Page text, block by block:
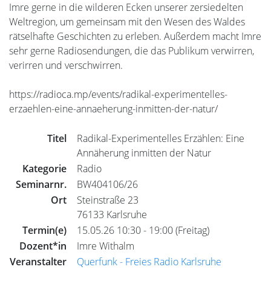
Imre gerne in die wilderen Ecken unserer zersiedelten
Weltregion, um gemeinsam mit den Wesen des Waldes
rätselhafte Geschichten zu erleben. Außerdem macht Imre
sehr gerne Radiosendungen, die das Publikum verwirren,
verirren und verschwirren.
https://radioca.mp/events/radikal-experimentelles-
erzaehlen-eine-annaeherung-inmitten-der-natur/
Titel
Radikal-Experimentelles Erzählen: Eine
Annäherung inmitten der Natur
Kategorie
Radio
Seminarnr.
BW404106/26
Ort
Steinstraße 23
76133 Karlsruhe
Termin(e)
15.05.26 10:30 - 19:00 (Freitag)
Dozent*in
Imre Withalm
Veranstalter
Querfunk - Freies Radio Karlsruhe